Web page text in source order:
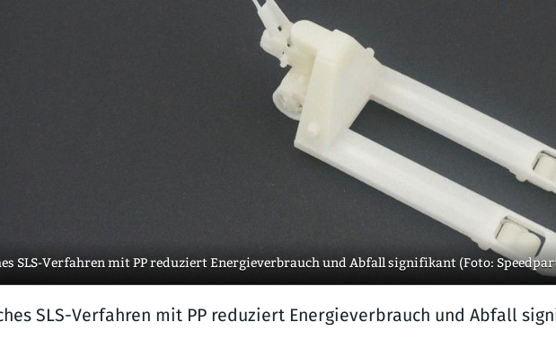
SLS-Verfahren mit PP reduziert Energieverbrauch und Abfall signifikant (Foto:
SLS-Verfahren mit PP reduziert Energieverbrauch und Abfall